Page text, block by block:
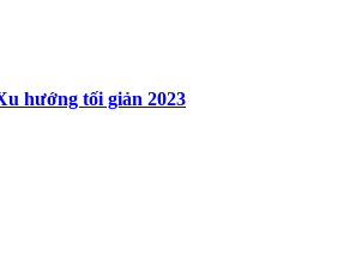
hướng tối giản 2023